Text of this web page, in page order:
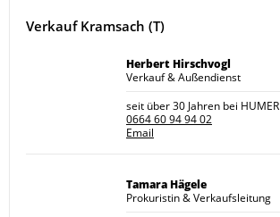
Verkauf Kramsach (T)
Herbert Hirschvogl
Verkauf & Außendienst
seit über 30 Jahren bei HUMER
0664 60 94 94 02
Email
Tamara Hägele
Prokuristin & Verkaufsleitung